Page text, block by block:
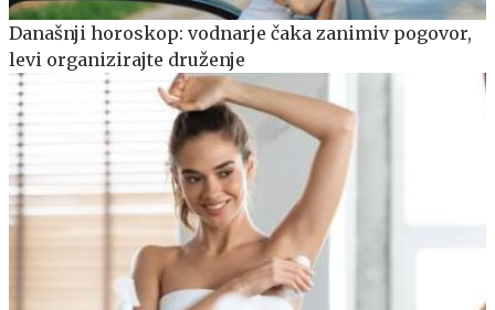
Današnji horoskop: vodnarje čaka zanimiv pogovor,
levi organizirajte druženje